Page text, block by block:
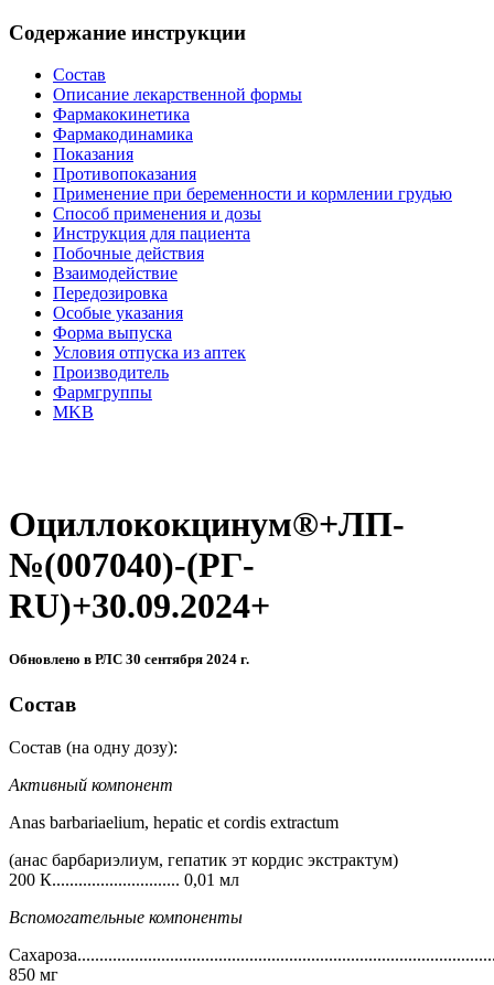
Содержание инструкции
Состав
Описание лекарственной формы
Фармакокинетика
Фармакодинамика
Показания
Противопоказания
Применение при беременности и кормлении грудью
Способ применения и дозы
Инструкция для пациента
Побочные действия
Взаимодействие
Передозировка
Особые указания
Форма выпуска
Условия отпуска из аптек
Производитель
Фармгруппы
MKB
Оциллококцинум®+ЛП-
№(007040)-(РГ-
RU)+30.09.2024+
Обновлено в РЛС 30 сентября 2024 г.
Состав
Состав (на одну дозу):
Активный компонент
Anas barbariaelium, hepatic et cordis extractum
(анас барбариэлиум, гепатик эт кордис экстрактум)
200 К............................. 0,01 мл
Вспомогательные компоненты
850 мг